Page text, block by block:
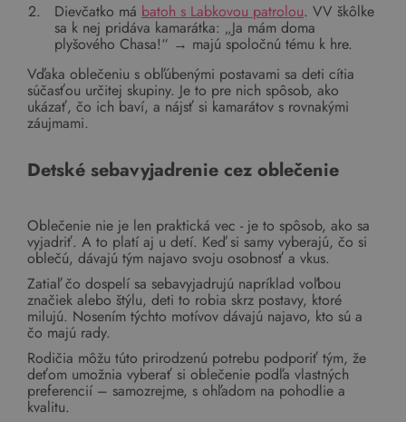
Dievčatko má batoh s Labkovou patrolou. VV škôlke
sa k nej pridáva kamarátka: „Ja mám doma
plyšového Chasa!“ → majú spoločnú tému k hre.
Vďaka oblečeniu s obľúbenými postavami sa deti cítia
súčasťou určitej skupiny. Je to pre nich spôsob, ako
ukázať, čo ich baví, a nájsť si kamarátov s rovnakými
záujmami.
Detské sebavyjadrenie cez oblečenie
Oblečenie nie je len praktická vec - je to spôsob, ako sa
vyjadriť. A to platí aj u detí. Keď si samy vyberajú, čo si
oblečú, dávajú tým najavo svoju osobnosť a vkus.
Zatiaľ čo dospelí sa sebavyjadrujú napríklad voľbou
značiek alebo štýlu, deti to robia skrz postavy, ktoré
milujú. Nosením týchto motívov dávajú najavo, kto sú a
čo majú rady.
Rodičia môžu túto prirodzenú potrebu podporiť tým, že
deťom umožnia vyberať si oblečenie podľa vlastných
preferencií – samozrejme, s ohľadom na pohodlie a
kvalitu.